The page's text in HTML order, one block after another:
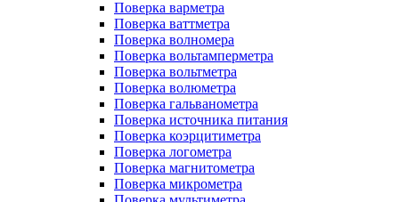
Поверка варметра
Поверка ваттметра
Поверка волномера
Поверка вольтамперметра
Поверка вольтметра
Поверка волюметра
Поверка гальванометра
Поверка источника питания
Поверка коэрцитиметра
Поверка логометра
Поверка магнитометра
Поверка микрометра